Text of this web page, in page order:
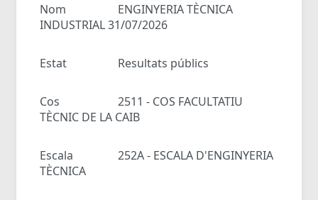
Nom
ENGINYERIA TÈCNICA
INDUSTRIAL 31/07/2026
Estat Resultats públics
Cos
2511 - COS FACULTATIU
TÈCNIC DE LA CAIB
Escala
252A - ESCALA D'ENGINYERIA
TÈCNICA